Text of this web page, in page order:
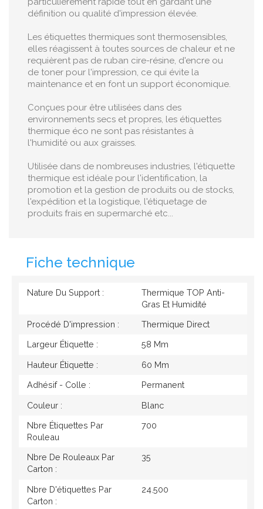
définition ou qualité d'impression élevée.
Les étiquettes thermiques sont thermosensibles,
elles réagissent à toutes sources de chaleur et ne
requièrent pas de ruban cire-résine, d'encre ou
de toner pour l'impression, ce qui évite la
maintenance et en font un support économique.
Conçues pour être utilisées dans des
environnements secs et propres, les étiquettes
thermique éco ne sont pas résistantes à
l'humidité ou aux graisses.
Utilisée dans de nombreuses industries, l'étiquette
thermique est idéale pour l'identification, la
promotion et la gestion de produits ou de stocks,
l'expédition et la logistique, l'étiquetage de
produits frais en supermarché etc...
Fiche technique
Nature Du Support :
Thermique TOP Anti-
Gras Et Humidité
Procédé D'impression : Thermique Direct
Largeur Étiquette : 58 Mm
Hauteur Étiquette : 60 Mm
Adhésif - Colle : Permanent
Couleur : Blanc
Nbre Étiquettes Par
Rouleau
700
Nbre De Rouleaux Par
Carton :
35
Nbre D'étiquettes Par
Carton :
24.500